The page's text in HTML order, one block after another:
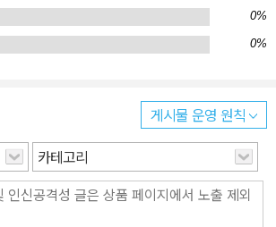
연을 소중히 해야 한다는 사실을 배울 수 있다.
터 추수하는 계절까지 벼농사를 짓는 과정이
막 낳기 시작하고, 따뜻한 바람이 불 때쯤이면
날아오지만, 추수할 무렵에는 논 친구들 각
을 나는 방법이 다 다르다는 걸 보여 준다. 이렇
께 달라지는 논 생태계의 양상을 지켜볼 수 있
0%
0%
게시물 운영 원칙
카테고리